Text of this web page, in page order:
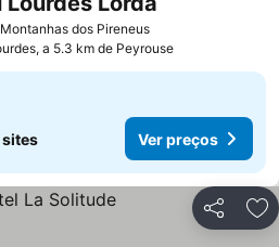
dos Pireneus
a 5.3 km de Peyrouse
sites Ver preços
Partilhar